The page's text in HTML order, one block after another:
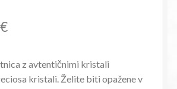
€Trenutna
je: z avtentičnimi kristali
kristali. Želite biti opažene v